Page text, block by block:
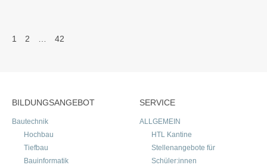
und Schüler großes sportliches Können, Teamgeist und
SEITENNUMMERIERUNG
1 2 42
BILDUNGSANGEBOT
Bautechnik
Hochbau
Tiefbau
Bauinformatik
SERVICE
ALLGEMEIN
HTL Kantine
Stellenangebote für
Schüler:innen